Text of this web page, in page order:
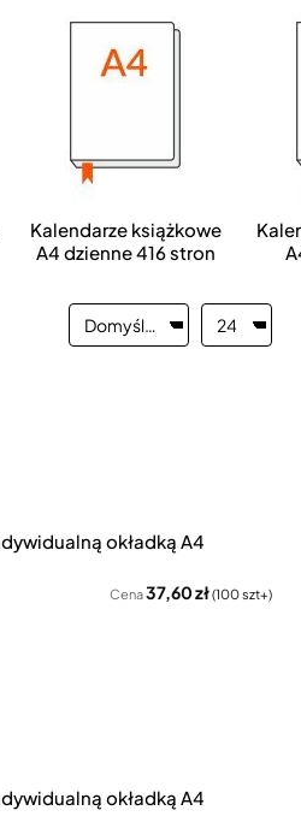
Kalendarze książkowe
A4 dzienne 416 stron
okładką A4
Cena37,60 zł(100 szt+)
okładką A4